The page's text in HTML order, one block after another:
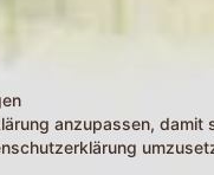
anzupassen,